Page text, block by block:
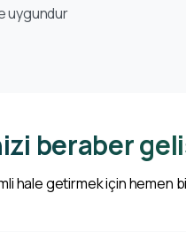
uygundur
beraber
hale getirmek için hemen